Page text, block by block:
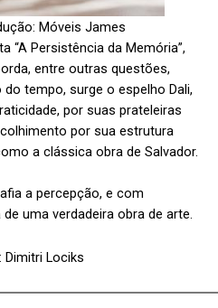
Móveis James
“A Persistência da Memória”,
entre outras questões,
tempo, surge o espelho Dali,
por suas prateleiras
por sua estrutura
a clássica obra de Salvador.
a percepção, e com
uma verdadeira obra de arte.
Dimitri Lociks